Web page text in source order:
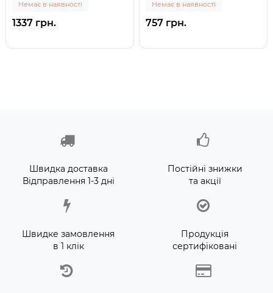
Немає в наявності
1337 грн.
Немає в наявності
757 грн.
Швидка доставка
Відправлення 1-3 дні
Постійні знижки
та акції
Швидке замовлення
в 1 клік
Продукція
сертифіковані